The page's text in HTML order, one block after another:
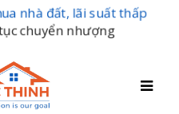
nhà đất, lãi suất thấp
chuyển nhượng